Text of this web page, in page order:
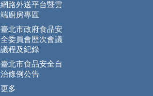
網路外送平台暨雲
端廚房專區
臺北市政府食品安
全委員會歷次會議
議程及紀錄
臺北市食品安全自
治條例公告
更多